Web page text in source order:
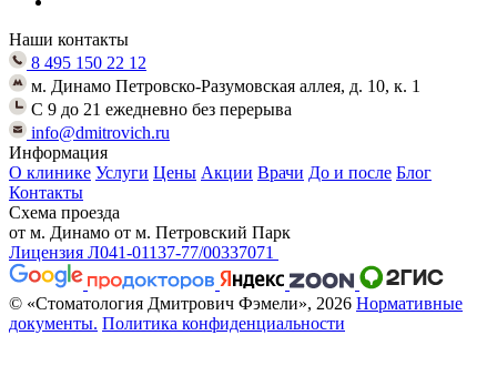
Наши контакты
8 495 150 22 12
м. Динамо Петровско-Разумовская аллея, д. 10, к. 1
C 9 до 21 ежедневно без перерыва
info@dmitrovich.ru
Информация
О клинике Услуги Цены Акции Врачи До и после Блог
Контакты
Схема проезда
от м. Динамо от м. Петровский Парк
Лицензия Л041-01137-77/00337071
© «Стоматология Дмитрович Фэмели», 2026 Нормативные
документы. Политика конфиденциальности